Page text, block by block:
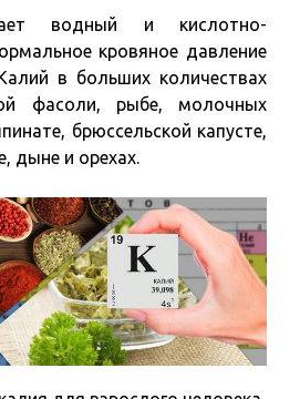
водный и кислотно-
кровяное давление
в больших количествах
фасоли, рыбе, молочных
брюссельской капусте,
дыне и орехах.